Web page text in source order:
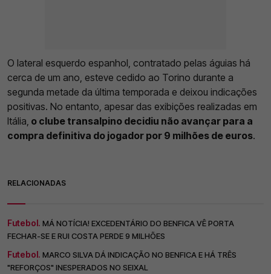
O lateral esquerdo espanhol, contratado pelas águias há
cerca de um ano, esteve cedido ao Torino durante a
segunda metade da última temporada e deixou indicações
positivas. No entanto, apesar das exibições realizadas em
Itália, o clube transalpino decidiu não avançar para a
compra definitiva do jogador por 9 milhões de euros.
RELACIONADAS
Futebol. MÁ NOTÍCIA! EXCEDENTÁRIO DO BENFICA VÊ PORTA
FECHAR-SE E RUI COSTA PERDE 9 MILHÕES
Futebol. MARCO SILVA DÁ INDICAÇÃO NO BENFICA E HÁ TRÊS
"REFORÇOS" INESPERADOS NO SEIXAL